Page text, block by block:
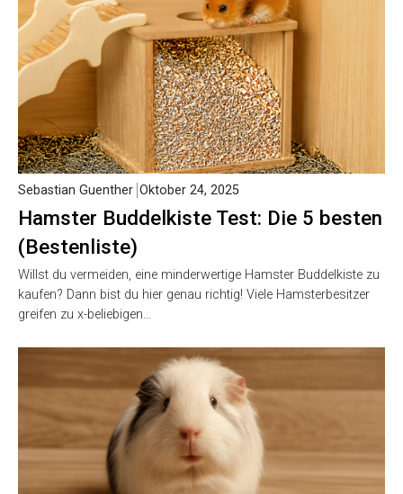
Hamster Buddelkiste Test: Die 5 besten
(Bestenliste)
Sebastian Guenther Oktober 24, 2025
Willst du vermeiden, eine minderwertige Hamster Buddelkiste zu
kaufen? Dann bist du hier genau richtig! Viele Hamsterbesitzer
greifen zu x-beliebigen…